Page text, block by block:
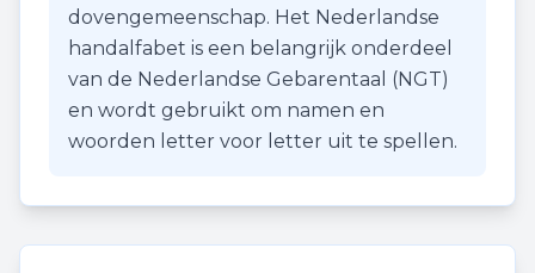
dovengemeenschap. Het Nederlandse
handalfabet is een belangrijk onderdeel
van de Nederlandse Gebarentaal (NGT)
en wordt gebruikt om namen en
woorden letter voor letter uit te spellen.